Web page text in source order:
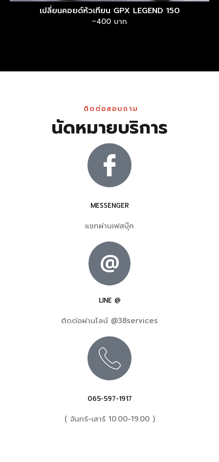
เปลี่ยนคอยด์หัวเทียน GPX LEGEND 150
~400 บาท
ติดต่อสอบถาม
นัดหมายบริการ
MESSENGER
แชทผ่านเฟสบุ๊ค
@
LINE @
ติดต่อผ่านไลน์ @38services
065-597-1917
( จันทร์-เสาร์ 10.00-19.00 )